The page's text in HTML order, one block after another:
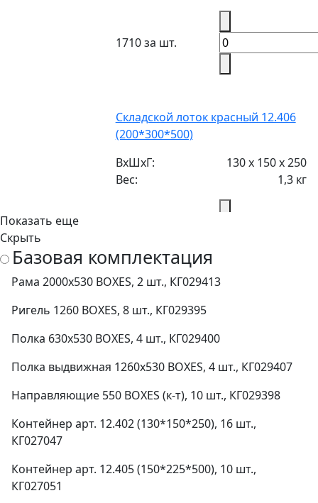
1710 за шт.
Складской лоток красный 12.406
(200*300*500)
ВxШxГ:
130 x 150 x 250
Вес:
1,3 кг
Складской лоток красный 12.405
Вес:
0,85 кг
785 за шт.
Показать еще
Скрыть
Базовая комплектация
Рама 2000х530 BOXES, 2 шт., КГ029413
Ригель 1260 BOXES, 8 шт., КГ029395
Полка 630х530 BOXES, 4 шт., КГ029400
Полка выдвижная 1260х530 BOXES, 4 шт., КГ029407
Направляющие 550 BOXES (к-т), 10 шт., КГ029398
Контейнер арт. 12.402 (130*150*250), 16 шт.,
КГ027047
Контейнер арт. 12.405 (150*225*500), 10 шт.,
КГ027051